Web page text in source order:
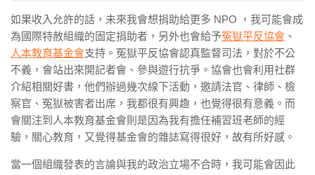
如果收入允許的話，未來我會想捐助給更多 NPO ，我可能會成
為國際特赦組織的固定捐助者，另外也會給予冤獄平反協會 、
人本教育基金會支持。冤獄平反協會認真監督司法，對於不公
不義，會站出來開記者會、參與遊行抗爭。協會也會利用社群
介紹相關好書，他們辦過幾次線下活動，邀請法官、律師、檢
察官、冤獄被害者出席，我都很有興趣，也覺得很有意義。而
會關注到人本教育基金會則是因為我有擔任補習班老師的經
驗，關心教育，又覺得基金會的雜誌寫得很好，故有所好感。
當一個組織發表的言論與我的政治立場不合時，我可能會因此